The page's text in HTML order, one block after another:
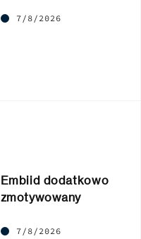
7/8/2026
Embiid dodatkowo
zmotywowany
7/8/2026